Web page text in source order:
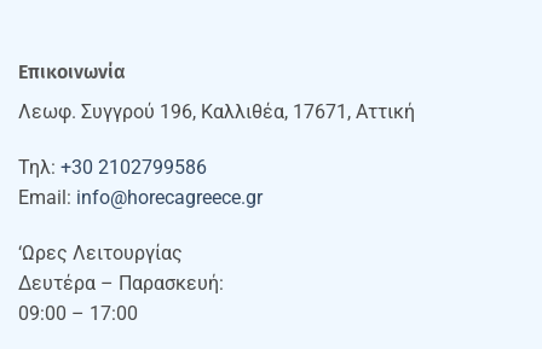
Επικοινωνία
Λεωφ. Συγγρού 196, Καλλιθέα, 17671, Αττική
Τηλ: +30 2102799586
Email: info@horecagreece.gr
‘Ωρες Λειτουργίας
Δευτέρα – Παρασκευή:
09:00 – 17:00